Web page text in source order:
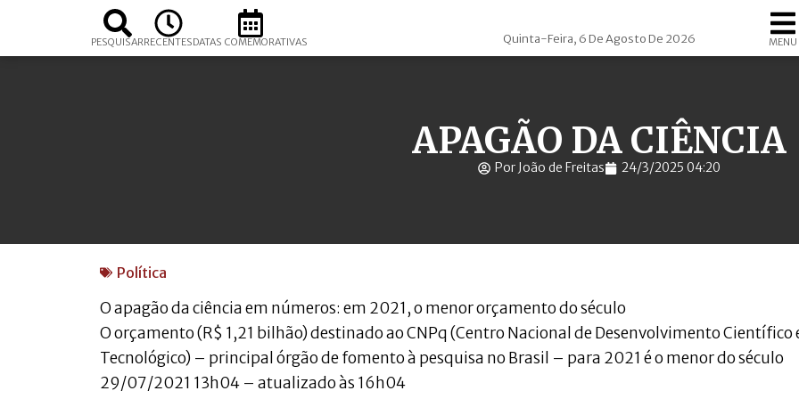
PESQUISARRECENTESDATAS COMEMORATIVAS Quinta-Feira, 6 De Agosto De 2026 MENU
APAGÃO DA CIÊNCIA
Por João de Freitas 24/3/2025 04:20
Política
O apagão da ciência em números: em 2021, o menor orçamento do século
O orçamento (R$ 1,21 bilhão) destinado ao CNPq (Centro Nacional de Desenvolvimento Científico
Tecnológico) – principal órgão de fomento à pesquisa no Brasil – para 2021 é o menor do século
29/07/2021 13h04 – atualizado às 16h04